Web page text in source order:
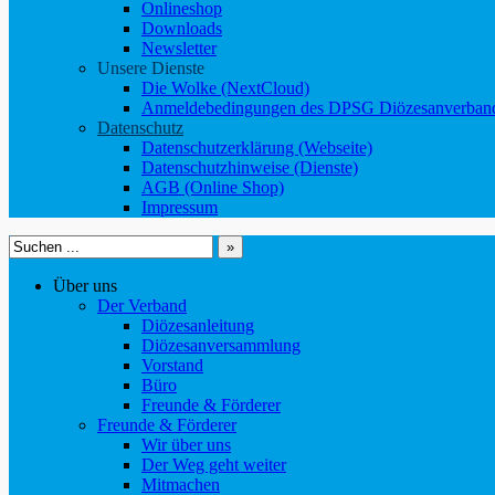
Onlineshop
Downloads
Newsletter
Unsere Dienste
Die Wolke (NextCloud)
Anmeldebedingungen des DPSG
Datenschutz
Datenschutzerklärung (Webseite)
Datenschutzhinweise (Dienste)
AGB (Online Shop)
Impressum
Suchen
nach:
Über uns
Der Verband
Diözesanleitung
Diözesanversammlung
Vorstand
Büro
Freunde & Förderer
Freunde & Förderer
Wir über uns
Der Weg geht weiter
Mitmachen